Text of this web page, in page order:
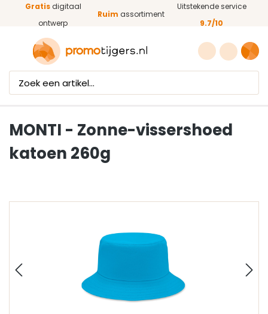
Ga naar de hoofdinhoud
Gratisdigitaal
ontwerp
Ruim assortiment
Uitstekende service
9.7/10
MONTI - Zonne-vissershoed
katoen 260g